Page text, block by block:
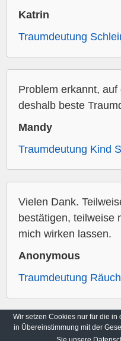
Katrin
Traumdeutung
Problem erkannt,
deshalb beste
Mandy
Traumdeutung Kind
Vielen Dank.
bestätigen, teilweise
mich wirken lassen.
Anonymous
Traumdeutung
Archiv
Wir setzen Cookies nur für die
in Übereinstimmung mit der